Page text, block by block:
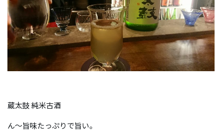
蔵太鼓 純米古酒
ん～旨味たっぷりで旨い。